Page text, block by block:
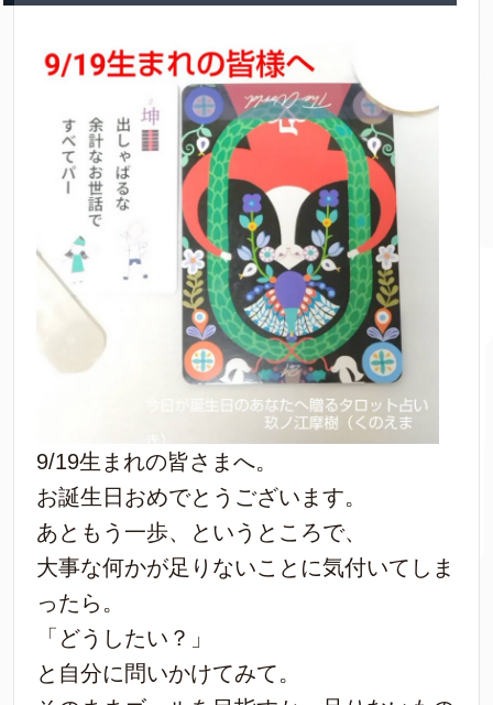
9/19生まれの皆さまへ。
お誕生日おめでとうございます。
あともう一歩、というところで、
大事な何かが足りないことに気付いてしま
ったら。
「どうしたい？」
と自分に問いかけてみて。